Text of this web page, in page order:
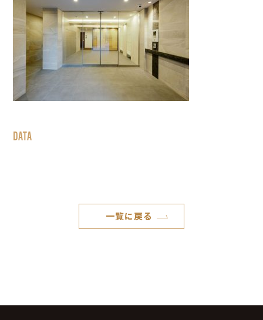
DATA
一覧に戻る